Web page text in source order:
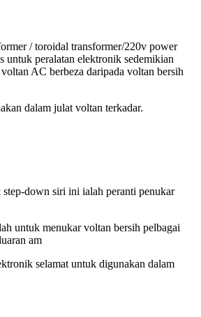
/ toroidal transformer/220v power
untuk peralatan elektronik sedemikian
AC berbeza daripada voltan bersih
dalam julat voltan terkadar.
down siri ini ialah peranti penukar
untuk menukar voltan bersih pelbagai
am
selamat untuk digunakan dalam